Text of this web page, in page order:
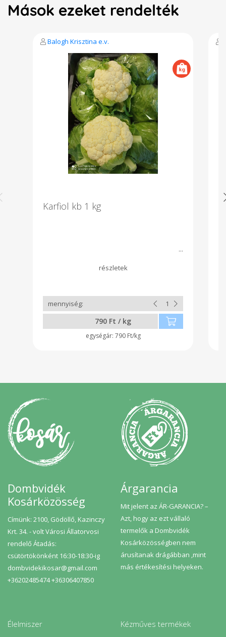
Mások ezeket rendelték
Balogh Krisztina e.v.
Karfiol kb 1 kg
790 Ft / kg
790 Ft/kg
Dombvidék
Kosárközösség
Címünk: 2100, Gödöllő, Kazinczy
Krt. 34. - volt Városi Állatorvosi
rendelő Átadás:
csütörtökönként 16:30-18:30-ig
dombvidekikosar@gmail.com
+36202485474 +36306407850
Árgarancia
Mit jelent az ÁR-GARANCIA? –
Azt, hogy az ezt vállaló
termelők a Dombvidék
Kosárközösségben nem
árusítanak drágábban ,mint
más értékesítési helyeken.
Élelmiszer Kézműves termékek